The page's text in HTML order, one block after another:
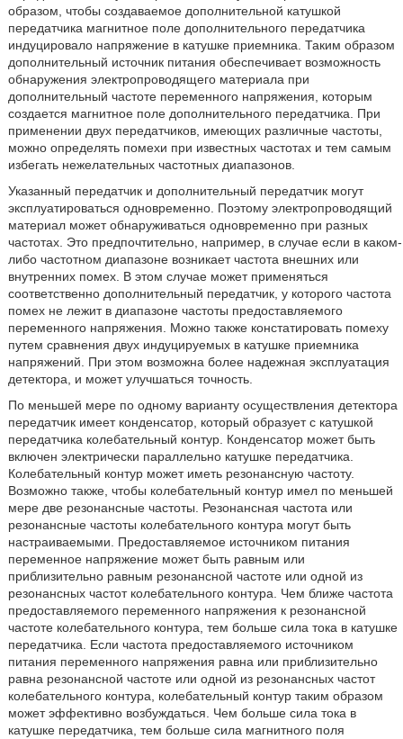
образом, чтобы создаваемое дополнительной катушкой
передатчика магнитное поле дополнительного передатчика
индуцировало напряжение в катушке приемника. Таким образом
дополнительный источник питания обеспечивает возможность
обнаружения электропроводящего материала при
дополнительный частоте переменного напряжения, которым
создается магнитное поле дополнительного передатчика. При
применении двух передатчиков, имеющих различные частоты,
можно определять помехи при известных частотах и тем самым
избегать нежелательных частотных диапазонов.
Указанный передатчик и дополнительный передатчик могут
эксплуатироваться одновременно. Поэтому электропроводящий
материал может обнаруживаться одновременно при разных
частотах. Это предпочтительно, например, в случае если в каком-
либо частотном диапазоне возникает частота внешних или
внутренних помех. В этом случае может применяться
соответственно дополнительный передатчик, у которого частота
помех не лежит в диапазоне частоты предоставляемого
переменного напряжения. Можно также констатировать помеху
путем сравнения двух индуцируемых в катушке приемника
напряжений. При этом возможна более надежная эксплуатация
детектора, и может улучшаться точность.
По меньшей мере по одному варианту осуществления детектора
передатчик имеет конденсатор, который образует с катушкой
передатчика колебательный контур. Конденсатор может быть
включен электрически параллельно катушке передатчика.
Колебательный контур может иметь резонансную частоту.
Возможно также, чтобы колебательный контур имел по меньшей
мере две резонансные частоты. Резонансная частота или
резонансные частоты колебательного контура могут быть
настраиваемыми. Предоставляемое источником питания
переменное напряжение может быть равным или
приблизительно равным резонансной частоте или одной из
резонансных частот колебательного контура. Чем ближе частота
предоставляемого переменного напряжения к резонансной
частоте колебательного контура, тем больше сила тока в катушке
передатчика. Если частота предоставляемого источником
питания переменного напряжения равна или приблизительно
равна резонансной частоте или одной из резонансных частот
колебательного контура, колебательный контур таким образом
может эффективно возбуждаться. Чем больше сила тока в
катушке передатчика, тем больше сила магнитного поля